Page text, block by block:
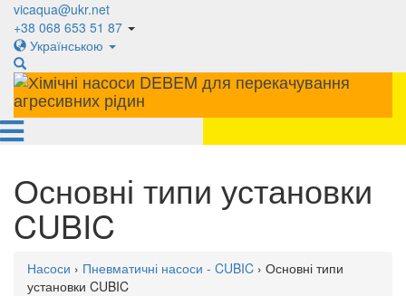
vicaqua@ukr.net
+38 068 653 51 87
Українською
Основні типи установки
CUBIC
Насоси › Пневматичні насоси - CUBIC › Основні типи
установки CUBIC